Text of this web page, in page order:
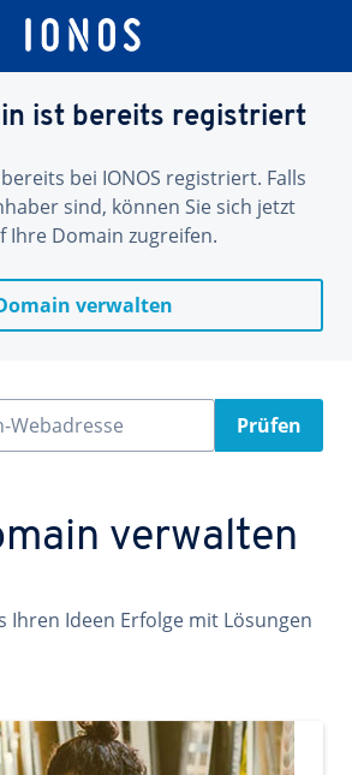
ist bereits registriert
bei IONOS registriert. Falls
sind, können Sie sich jetzt
Ihre Domain zugreifen.
verwalten
Webadresse Prüfen
verwalten
Ihren Ideen Erfolge mit Lösungen